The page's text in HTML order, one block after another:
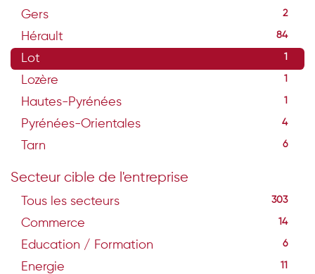
Gers 2
Hérault 84
Lot 1
Lozère 1
Hautes-Pyrénées 1
Pyrénées-Orientales 4
Tarn 6
Secteur cible de l'entreprise
Tous les secteurs 303
Commerce 14
Education / Formation 6
Energie 11